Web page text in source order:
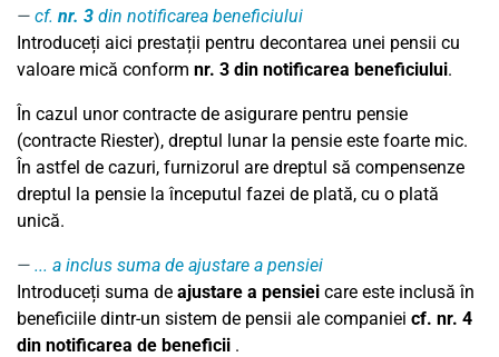
cf. nr. 3 din notificarea beneficiului
Introduceți aici prestații pentru decontarea unei pensii cu
valoare mică conform nr. 3 din notificarea beneficiului.
În cazul unor contracte de asigurare pentru pensie
(contracte Riester), dreptul lunar la pensie este foarte mic.
În astfel de cazuri, furnizorul are dreptul să compensenze
dreptul la pensie la începutul fazei de plată, cu o plată
unică.
... a inclus suma de ajustare a pensiei
Introduceți suma de ajustare a pensiei care este inclusă în
beneficiile dintr-un sistem de pensii ale companiei cf. nr. 4
din notificarea de beneficii .